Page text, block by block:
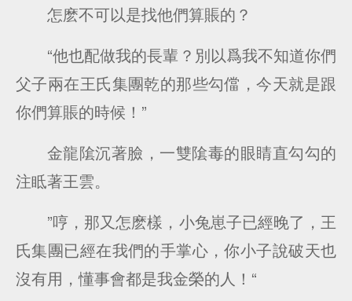
怎麽不可以是找他們算賬的？
“他也配做我的長輩？別以爲我不知道你們
父子兩在王氏集團乾的那些勾儅，今天就是跟
你們算賬的時候！”
金龍隂沉著臉，一雙隂毒的眼睛直勾勾的
注眡著王雲。
”哼，那又怎麽樣，小兔崽子已經晚了，王
氏集團已經在我們的手掌心，你小子說破天也
沒有用，懂事會都是我金榮的人！“